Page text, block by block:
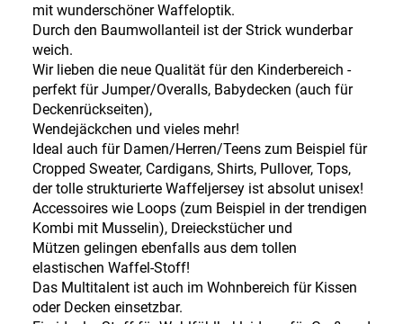
mit wunderschöner Waffeloptik.
Durch den Baumwollanteil ist der Strick wunderbar
weich.
Wir lieben die neue Qualität für den Kinderbereich -
perfekt für Jumper/Overalls, Babydecken (auch für
Deckenrückseiten),
Wendejäckchen und vieles mehr!
Ideal auch für Damen/Herren/Teens zum Beispiel für
Cropped Sweater, Cardigans, Shirts, Pullover, Tops,
der tolle strukturierte Waffeljersey ist absolut unisex!
Accessoires wie Loops (zum Beispiel in der trendigen
Kombi mit Musselin), Dreieckstücher und
Mützen gelingen ebenfalls aus dem tollen
elastischen Waffel-Stoff!
Das Multitalent ist auch im Wohnbereich für Kissen
oder Decken einsetzbar.